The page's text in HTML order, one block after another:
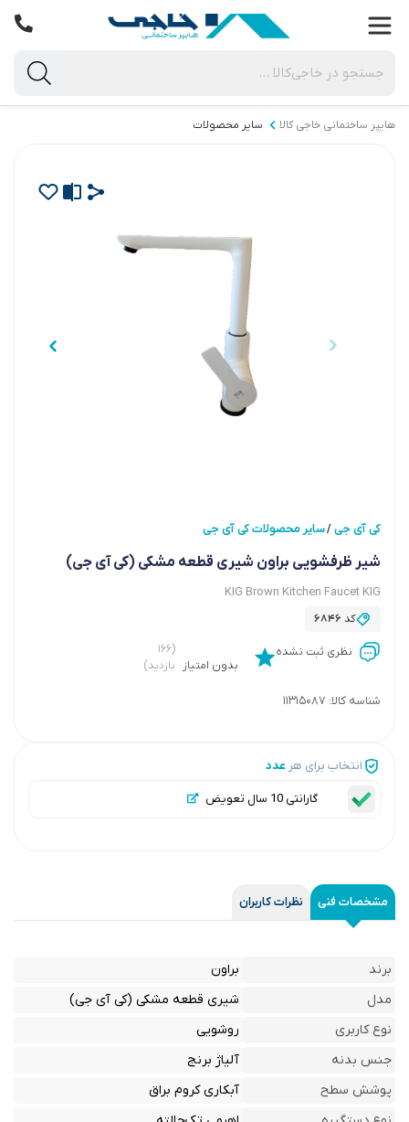
هایپر ساختمانی خاجی‌ کالا سایر محصولات
کی آی جی/سایر محصولات کی آی جی
شیر ظرفشویی براون شیری قطعه مشکی (کی آی جی)
KIG Brown Kitchen Faucet KIG
کد 6846
نظری ثبت نشده
بدون امتیاز
(۱۶۶
بازدید)
شناسه کالا: 11315087
انتخاب برای هر عدد
گارانتی 10 سال تعویض
مشخصات فنی نظرات کاربران
برند
براون
مدل
شیری قطعه مشکی (کی آی جی)
نوع کاربری
روشویی
جنس بدنه
آلیاژ برنج
پوشش سطح
آبکاری کروم براق